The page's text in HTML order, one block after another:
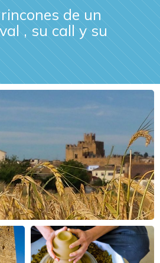
de un
, su call y su